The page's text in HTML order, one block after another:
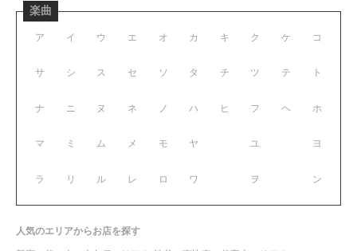
楽曲
ア イ ウ エ オ
サ シ ス セ ソ
ナ ニ ヌ ネ ノ
マ ミ ム メ モ
ラ リ ル レ ロ
カ キ ク ケ コ
タ チ ツ テ ト
ハ ヒ フ ヘ ホ
ヤ ユ ヨ
ワ ヲ ン
人気のエリアからお店を探す